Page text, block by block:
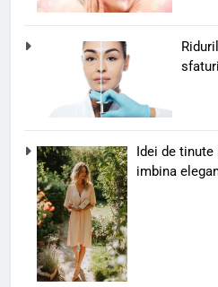
Idei de tinute
imbina